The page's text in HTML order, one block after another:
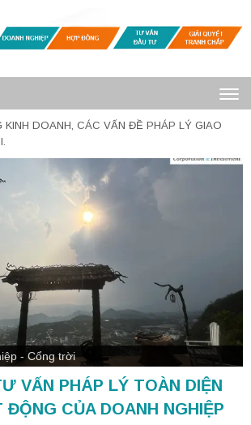
KINH DOANH, CÁC VẤN ĐỀ PHÁP LÝ GIAO
Đỉnh fansifan
VẤN PHÁP LÝ TOÀN DIỆN
ĐỘNG CỦA DOANH NGHIỆP